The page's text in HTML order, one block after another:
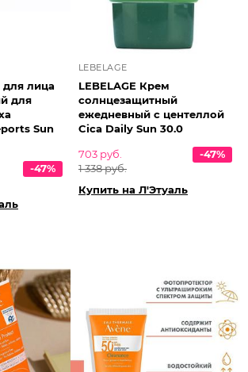
для лица
для
Sun
-47%
LEBELAGE
LEBELAGE Крем
солнцезащитный
ежедневный с центеллой
Cica Daily Sun 30.0
703 руб.
1 338 руб.
-47%
Купить на Л'Этуаль